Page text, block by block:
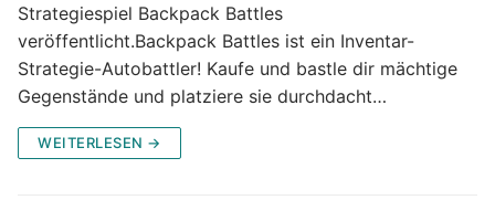
Strategiespiel Backpack Battles
veröffentlicht.Backpack Battles ist ein Inventar-
Strategie-Autobattler! Kaufe und bastle dir mächtige
Gegenstände und platziere sie durchdacht…
WEITERLESEN →